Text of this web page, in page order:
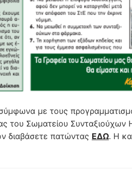
με τους
του Σωματείου Συνταξιούχων
διαβάσετε πατώντας ΕΔΩ. Η